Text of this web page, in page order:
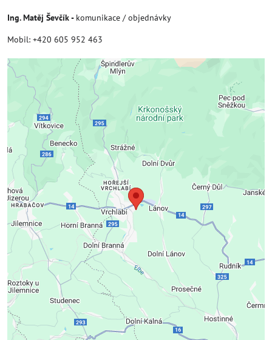
Ing. Matěj Ševčík - komunikace / objednávky
Mobil: +420 605 952 463
Externí obsah je blokován Volbami
soukromí
Přejete si načíst externí obsah?
Povolit jednou
Povolit a zapamatovat - souhlas s druhem cookie:
Funkční
Otevřít obsah v novém okně